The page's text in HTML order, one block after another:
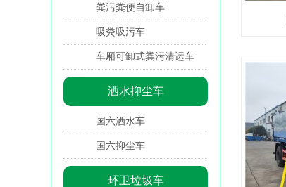
粪污粪便自卸车
吸粪吸污车
车厢可卸式粪污清运车
洒水抑尘车
国六洒水车
国六抑尘车
环卫垃圾车